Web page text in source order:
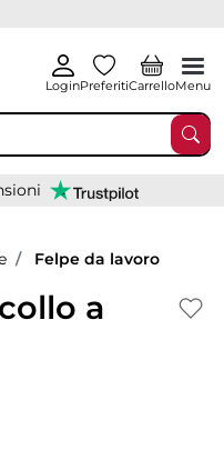
LoginPreferitiCarrelloMenu
Felpe da lavoro
a